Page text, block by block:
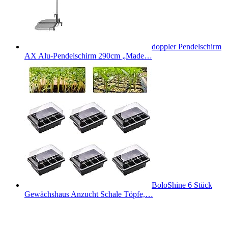
doppler Pendelschirm
AX Alu-Pendelschirm 290cm „Made…
BoloShine 6 Stück
Gewächshaus Anzucht Schale Töpfe,…